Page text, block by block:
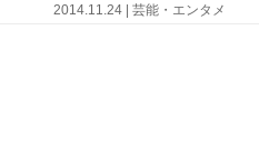
2014.11.24 | 芸能・エンタメ